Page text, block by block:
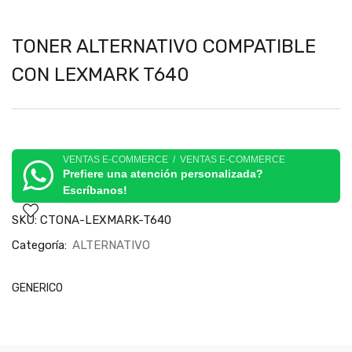
TONER ALTERNATIVO COMPATIBLE
CON LEXMARK T640
VENTAS E-COMMERCE / VENTAS E-COMMERCE
Prefiere una atención personalizada?
Escríbanos!
SKU: CTONA-LEXMARK-T640
Categoría: ALTERNATIVO
GENERICO